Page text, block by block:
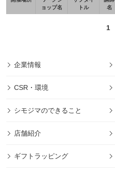
ョップ名
トル
名
1
企業情報
CSR・環境
シモジマのできること
店舗紹介
ギフトラッピング